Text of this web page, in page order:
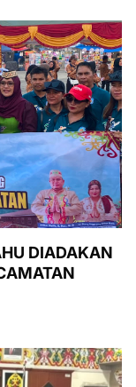
DIADAKAN